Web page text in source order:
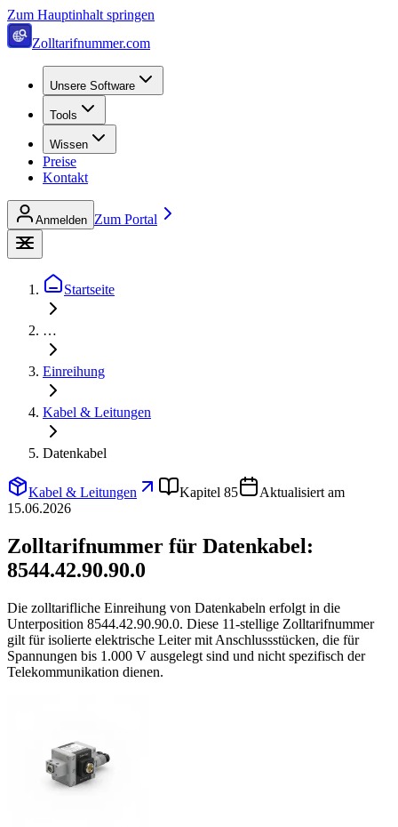
Zum Hauptinhalt springen
Zolltarifnummer.com
Unsere Software
Tools
Wissen
Preise
Kontakt
Anmelden Zum Portal
Startseite
…
Einreihung
Kabel & Leitungen
Datenkabel
Kabel & Leitungen Kapitel 85
Aktualisiert am
15.06.2026
Zolltarifnummer für Datenkabel:
8544.42.90.90.0
Die zolltarifliche Einreihung von Datenkabeln erfolgt in die
Unterposition 8544.42.90.90.0. Diese 11-stellige Zolltarifnummer
gilt für isolierte elektrische Leiter mit Anschlussstücken, die für
Spannungen bis 1.000 V ausgelegt sind und nicht spezifisch der
Telekommunikation dienen.